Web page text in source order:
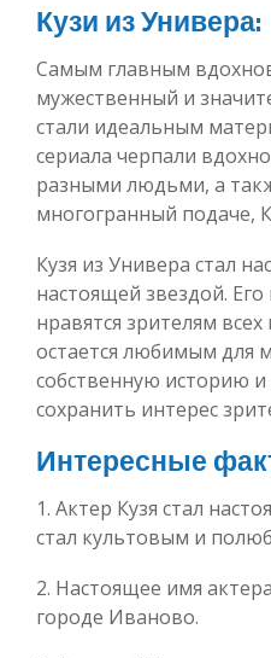
Кузи из Универа:
Самым главным
мужественный и
стали идеальным
сериала черпали
разными людьми, а
многогранный подаче,
Кузя из Универа стал
настоящей звездой.
нравятся зрителям
остается любимым для
собственную историю и
сохранить интерес
Интересные
1. Актер Кузя стал
стал культовым и
2. Настоящее имя
городе Иваново.